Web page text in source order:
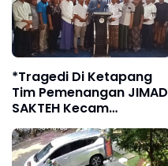
*Tragedi Di Ketapang
Tim Pemenangan JIMAD
SAKTEH Kecam
Keras,Segera Usut
Tuntas Hingga Ke
Akarnya*